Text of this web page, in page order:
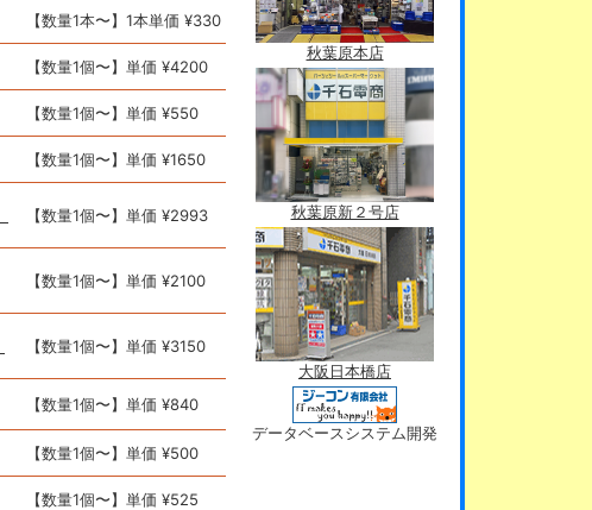
【数量1本〜】1本単価 ¥330
【数量1個〜】単価 ¥4200
【数量1個〜】単価 ¥550
【数量1個〜】単価 ¥1650
【数量1個〜】単価 ¥2993
【数量1個〜】単価 ¥2100
【数量1個〜】単価 ¥3150
【数量1個〜】単価 ¥840
【数量1個〜】単価 ¥500
【数量1個〜】単価 ¥525
秋葉原本店
秋葉原新２号店
大阪日本橋店
データベースシステム開発